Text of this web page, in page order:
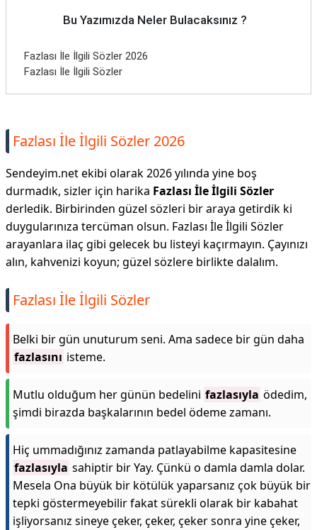
Bu Yazımızda Neler Bulacaksınız ?
Fazlası İle İlgili Sözler 2026
Fazlası İle İlgili Sözler
Fazlası İle İlgili Sözler 2026
Sendeyim.net ekibi olarak 2026 yılında yine boş
durmadık, sizler için harika Fazlası İle İlgili Sözler
derledik. Birbirinden güzel sözleri bir araya getirdik ki
duygularınıza tercüman olsun. Fazlası İle İlgili Sözler
arayanlara ilaç gibi gelecek bu listeyi kaçırmayın. Çayınızı
alın, kahvenizi koyun; güzel sözlere birlikte dalalım.
Fazlası İle İlgili Sözler
Belki bir gün unuturum seni. Ama sadece bir gün daha
fazlasını isteme.
Mutlu olduğum her günün bedelini fazlasıyla ödedim,
şimdi birazda başkalarının bedel ödeme zamanı.
Hiç ummadığınız zamanda patlayabilme kapasitesine
fazlasıyla sahiptir bir Yay. Çünkü o damla damla dolar.
Mesela Ona büyük bir kötülük yaparsanız çok büyük bir
tepki göstermeyebilir fakat sürekli olarak bir kabahat
işliyorsanız sineye çeker, çeker, çeker sonra yine çeker,